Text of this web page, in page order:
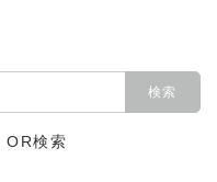
OR検索